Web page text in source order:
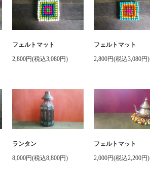
フェルトマット
2,800円(税込3,080円)
フェルトマット
2,800円(税込3,080円)
ランタン
8,000円(税込8,800円)
フェルトマット
2,000円(税込2,200円)